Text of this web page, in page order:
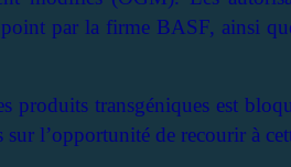
par la firme BASF, ainsi
produits transgéniques est
sur l’opportunité de recourir à